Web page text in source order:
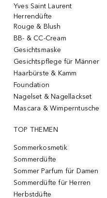
Yves Saint Laurent
Herrendüfte
Rouge & Blush
BB- & CC-Cream
Gesichtsmaske
Gesichtspflege für Männer
Haarbürste & Kamm
Foundation
Nagelset & Nagellackset
Mascara & Wimperntusche
TOP THEMEN
Sommerkosmetik
Sommerdüfte
Sommer Parfum für Damen
Sommerdüfte für Herren
Herbstdüfte